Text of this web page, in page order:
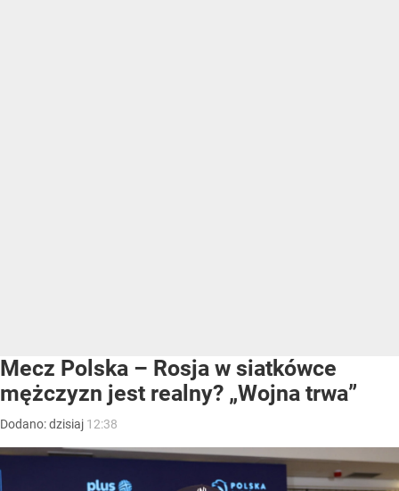
Mecz Polska – Rosja w siatkówce
mężczyzn jest realny? „Wojna trwa”
Dodano:dzisiaj 12:38